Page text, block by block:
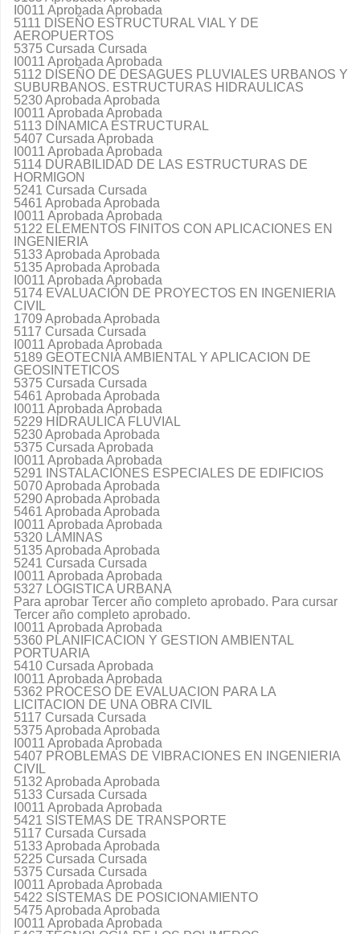
I0011 Aprobada Aprobada
5111 DISEÑO ESTRUCTURAL VIAL Y DE
AEROPUERTOS
5375 Cursada Cursada
I0011 Aprobada Aprobada
5112 DISEÑO DE DESAGUES PLUVIALES URBANOS Y
SUBURBANOS. ESTRUCTURAS HIDRAULICAS
5230 Aprobada Aprobada
I0011 Aprobada Aprobada
5113 DINAMICA ESTRUCTURAL
5407 Cursada Aprobada
I0011 Aprobada Aprobada
5114 DURABILIDAD DE LAS ESTRUCTURAS DE
HORMIGON
5241 Cursada Cursada
5461 Aprobada Aprobada
I0011 Aprobada Aprobada
5122 ELEMENTOS FINITOS CON APLICACIONES EN
INGENIERIA
5133 Aprobada Aprobada
5135 Aprobada Aprobada
I0011 Aprobada Aprobada
5174 EVALUACIÓN DE PROYECTOS EN INGENIERIA
CIVIL
1709 Aprobada Aprobada
5117 Cursada Cursada
I0011 Aprobada Aprobada
5189 GEOTECNIA AMBIENTAL Y APLICACION DE
GEOSINTETICOS
5375 Cursada Cursada
5461 Aprobada Aprobada
I0011 Aprobada Aprobada
5229 HIDRAULICA FLUVIAL
5230 Aprobada Aprobada
5375 Cursada Aprobada
I0011 Aprobada Aprobada
5291 INSTALACIONES ESPECIALES DE EDIFICIOS
5070 Aprobada Aprobada
5290 Aprobada Aprobada
5461 Aprobada Aprobada
I0011 Aprobada Aprobada
5320 LAMINAS
5135 Aprobada Aprobada
5241 Cursada Cursada
I0011 Aprobada Aprobada
5327 LOGISTICA URBANA
Para aprobar Tercer año completo aprobado. Para cursar
Tercer año completo aprobado.
I0011 Aprobada Aprobada
5360 PLANIFICACION Y GESTION AMBIENTAL
PORTUARIA
5410 Cursada Aprobada
I0011 Aprobada Aprobada
5362 PROCESO DE EVALUACION PARA LA
LICITACION DE UNA OBRA CIVIL
5117 Cursada Cursada
5375 Aprobada Aprobada
I0011 Aprobada Aprobada
5407 PROBLEMAS DE VIBRACIONES EN INGENIERIA
CIVIL
5132 Aprobada Aprobada
5133 Cursada Cursada
I0011 Aprobada Aprobada
5421 SISTEMAS DE TRANSPORTE
5117 Cursada Cursada
5133 Aprobada Aprobada
5225 Cursada Cursada
5375 Cursada Cursada
I0011 Aprobada Aprobada
5422 SISTEMAS DE POSICIONAMIENTO
5475 Aprobada Aprobada
I0011 Aprobada Aprobada